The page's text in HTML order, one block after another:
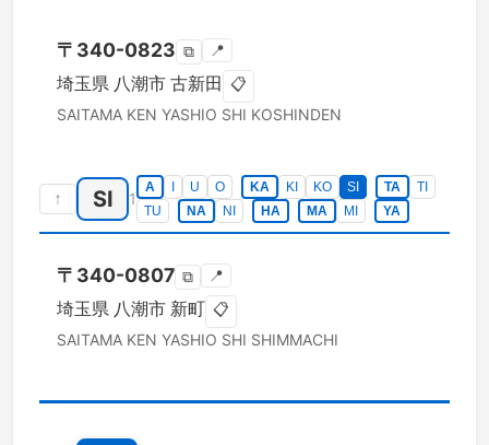
〒 340-0823 ⧉ 📍
埼玉県 八潮市 古新田 📋
SAITAMA KEN YASHIO SHI KOSHINDEN
↑ SI 1
A U O KA KI KO SI TA
TI
TU
NA NI HA MA MI YA
〒 340-0807 ⧉ 📍
埼玉県 八潮市 新町 📋
SAITAMA KEN YASHIO SHI SHIMMACHI